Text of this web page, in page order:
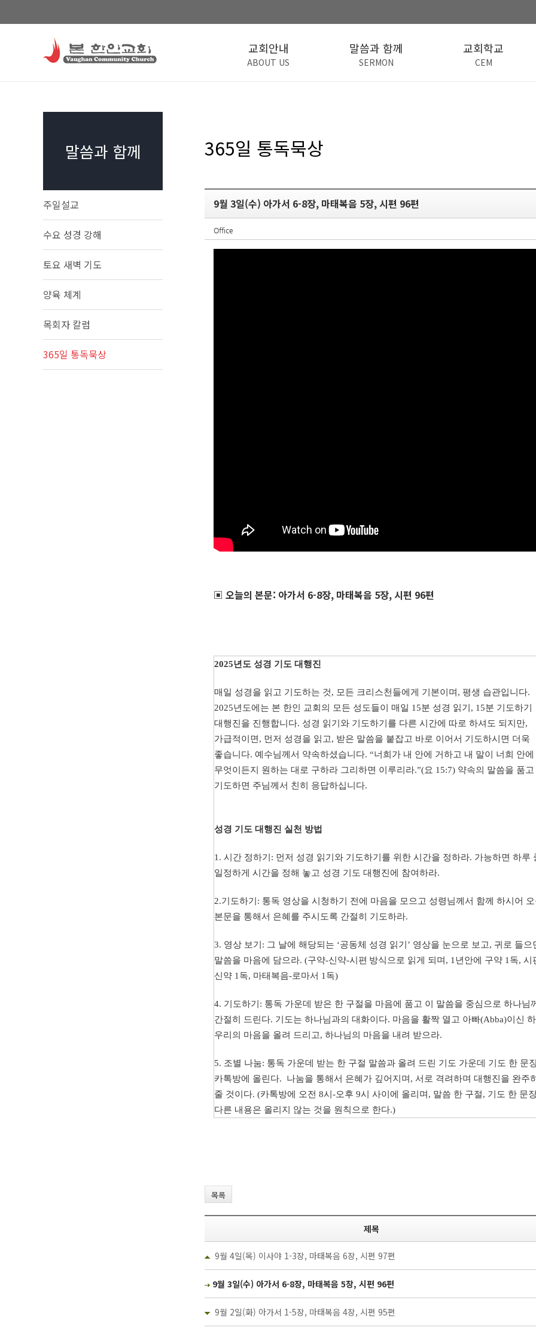
교회안내
ABOUT US
말씀과 함께
SERMON
교회학교
CEM
말씀과 함께
주일설교
수요 성경 강해
토요 새벽 기도
양육 체계
목회자 칼럼
365일 통독묵상
365일 통독묵상
9월 3일(수) 아가서 6-8장, 마태복음 5장, 시편 96편
Office
▣ 오늘의 본문: 아가서 6-8장, 마태복음 5장, 시편 96편
2025년도 성경 기도 대행진
매일 성경을 읽고 기도하는 것, 모든 크리스천들에게 기본이며 , 평생 습관입니다.
2025년도에는 본 한인 교회의 모든 성도들이 매일 15분 성경 읽기 , 15분 기도하기
대행진을 진행합니다. 성경 읽기와 기도하기를 다른 시간에 따로 하셔도 되지만,
가급적이면, 먼저 성경을 읽고, 받은 말씀을 붙잡고 바로 이어서 기도하시면 더욱
좋습니다. 예수님께서 약속하셨습니다. “너희가 내 안에 거하고 내 말이 너희 안에
무엇이든지
원하는 대로 구하라 그리하면 이루리라.”(요 15:7) 약속의 말씀을 품고
기도하면 주님께서 친히 응답하십니다.
성경 기도 대행진 실천 방법
1. 시간 정하기 : 먼저 성경 읽기와 기도하기를 위한 시간을 정하라. 가능하면 하루
일정하게 시간을 정해 놓고 성경 기도 대행진에 참여하라.
2.기도하기 : 통독 영상을 시청하기 전에 마음을 모으고 성령님께서 함께 하시어
본문을 통해서 은혜를 주시도록 간절히 기도하라.
3. 영상 보기 : 그 날에 해당되는 ‘공동체 성경 읽기 ’ 영상을 눈으로 보고, 귀로 들으
말씀을 마음에 담으라. (구약-신약-시편 방식으로 읽게 되며 , 1년안에 구약 1독, 시
신약 1독, 마태복음-로마서 1독)
4. 기도하기 : 통독 가운데 받은 한 구절을 마음에 품고 이 말씀을 중심으로 하나님
간절히
드린다. 기도는 하나님과의 대화이다. 마음을 활짝 열고 아빠(Abba)이신
우리의 마음을 올려 드리고, 하나님의 마음을 내려 받으라.
5. 조별 나눔: 통독 가운데 받는 한 구절 말씀과 올려 드린 기도 가운데 기도 한 문
카톡방에
올린다. 나눔을 통해서 은혜가 깊어지며 , 서로 격려하며 대행진을 완주
줄 것이다. (카톡방에 오전 8시 -오후 9시 사이에 올리며 , 말씀 한 구절, 기도 한 문
다른 내용은 올리지 않는 것을 원칙으로 한다.)
목록
제목
9월 4일(목) 이사야 1-3장, 마태복음 6장, 시편 97편
9월 3일(수) 아가서 6-8장, 마태복음 5장, 시편 96편
9월 2일(화) 아가서 1-5장, 마태복음 4장, 시편 95편